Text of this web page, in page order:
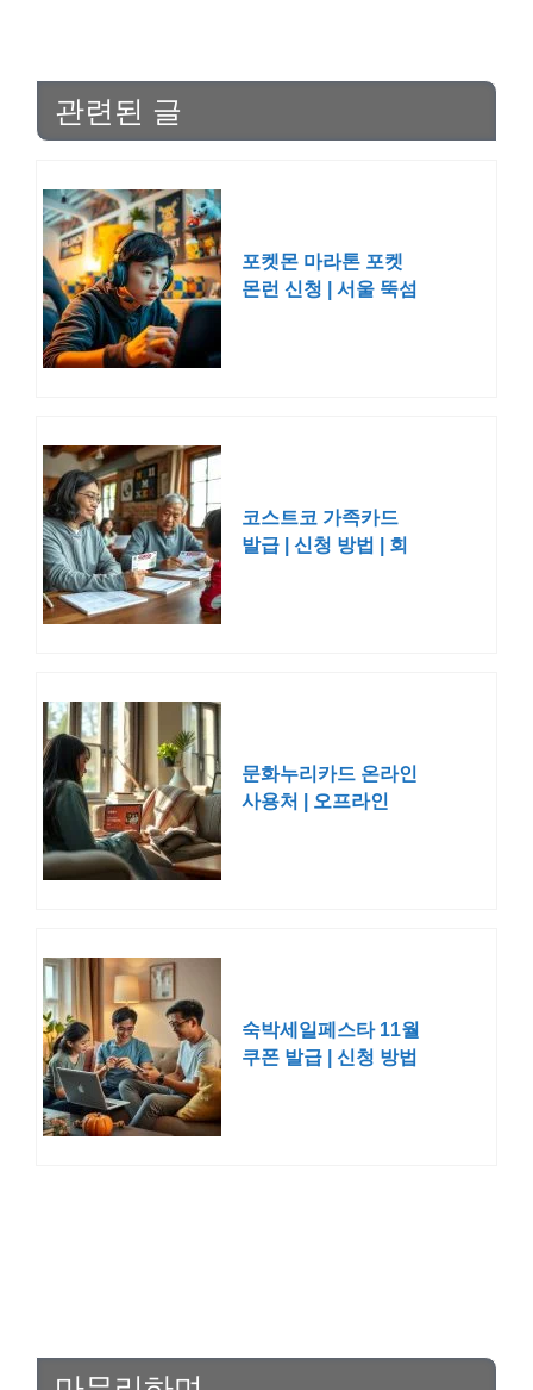
관련된 글
포켓몬 마라톤 포켓
몬런 신청 | 서울 뚝섬
코스트코 가족카드
발급 | 신청 방법 | 회
문화누리카드 온라인
사용처 | 오프라인
숙박세일페스타 11월
쿠폰 발급 | 신청 방법